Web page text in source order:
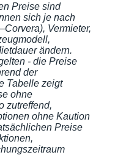
Preise sind
sich je nach
Vermieter,
ändern.
- die Preise
der
Tabelle zeigt
ohne
zutreffend,
ohne Kaution
Preise